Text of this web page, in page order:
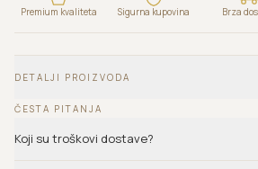
Premium kvaliteta Sigurna kupovina Brza
DETALJI PROIZVODA
ČESTA PITANJA
Koji su troškovi dostave?